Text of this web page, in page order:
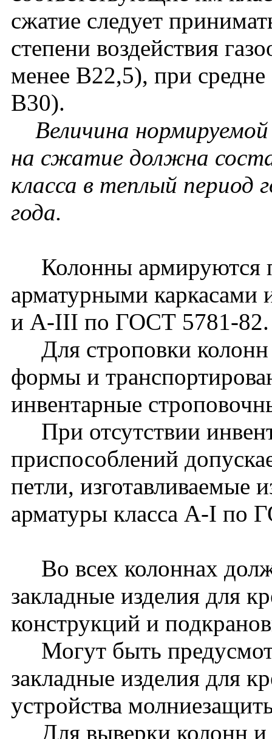
сжатие следует
степени воздействия
менее В22,5), при
В30).
Величина
на сжатие должна
класса в теплый период
года.
Колонны армируются
арматурными каркасами
и A-III по ГОСТ 5781-82.
Для строповки колонн
формы и
инвентарные
При отсутствии
приспособлений
петли, изготавливаемые
арматуры класса A-I по
Во всех колоннах
закладные изделия для
конструкций и
Могут быть
закладные изделия для
устройства
Для выверки колонн